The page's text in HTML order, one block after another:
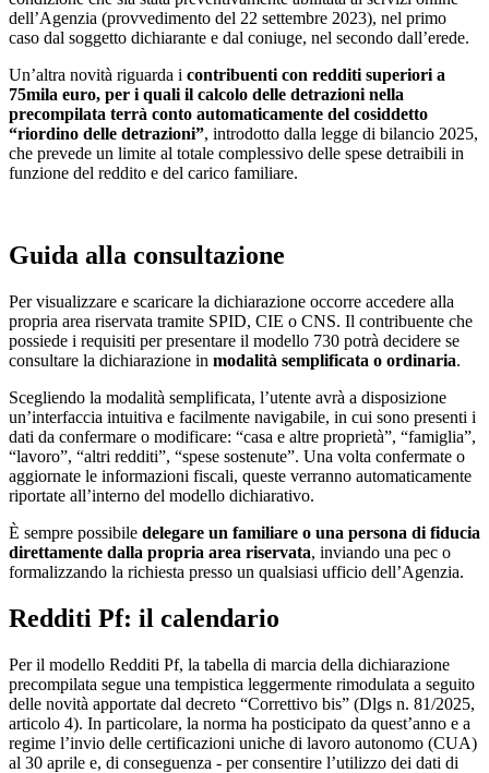
dell’Agenzia (provvedimento del 22 settembre 2023), nel primo
caso dal soggetto dichiarante e dal coniuge, nel secondo dall’erede.
Un’altra novità riguarda i contribuenti con redditi superiori a
75mila euro, per i quali il calcolo delle detrazioni nella
precompilata terrà conto automaticamente del cosiddetto
“riordino delle detrazioni”, introdotto dalla legge di bilancio 2025,
che prevede un limite al totale complessivo delle spese detraibili in
funzione del reddito e del carico familiare.
Guida alla consultazione
Per visualizzare e scaricare la dichiarazione occorre accedere alla
propria area riservata tramite SPID, CIE o CNS. Il contribuente che
possiede i requisiti per presentare il modello 730 potrà decidere se
consultare la dichiarazione in modalità semplificata o ordinaria.
Scegliendo la modalità semplificata, l’utente avrà a disposizione
un’interfaccia intuitiva e facilmente navigabile, in cui sono presenti i
dati da confermare o modificare: “casa e altre proprietà”, “famiglia”,
“lavoro”, “altri redditi”, “spese sostenute”. Una volta confermate o
aggiornate le informazioni fiscali, queste verranno automaticamente
riportate all’interno del modello dichiarativo.
È sempre possibile delegare un familiare o una persona di fiducia
direttamente dalla propria area riservata, inviando una pec o
formalizzando la richiesta presso un qualsiasi ufficio dell’Agenzia.
Redditi Pf: il calendario
Per il modello Redditi Pf, la tabella di marcia della dichiarazione
precompilata segue una tempistica leggermente rimodulata a seguito
delle novità apportate dal decreto “Correttivo bis” (Dlgs n. 81/2025,
articolo 4). In particolare, la norma ha posticipato da quest’anno e a
regime l’invio delle certificazioni uniche di lavoro autonomo (CUA)
al 30 aprile e, di conseguenza - per consentire l’utilizzo dei dati di